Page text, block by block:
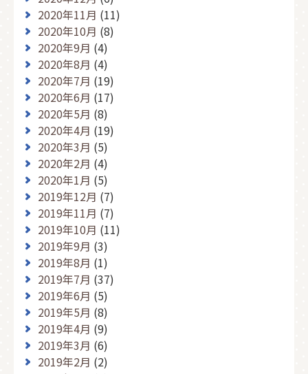
2020年11月 (11)
2020年10月 (8)
2020年9月 (4)
2020年8月 (4)
2020年7月 (19)
2020年6月 (17)
2020年5月 (8)
2020年4月 (19)
2020年3月 (5)
2020年2月 (4)
2020年1月 (5)
2019年12月 (7)
2019年11月 (7)
2019年10月 (11)
2019年9月 (3)
2019年8月 (1)
2019年7月 (37)
2019年6月 (5)
2019年5月 (8)
2019年4月 (9)
2019年3月 (6)
2019年2月 (2)